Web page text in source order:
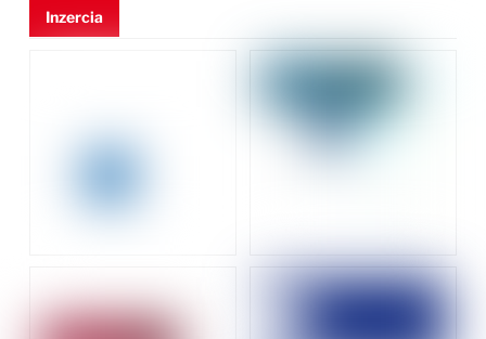
Inzercia